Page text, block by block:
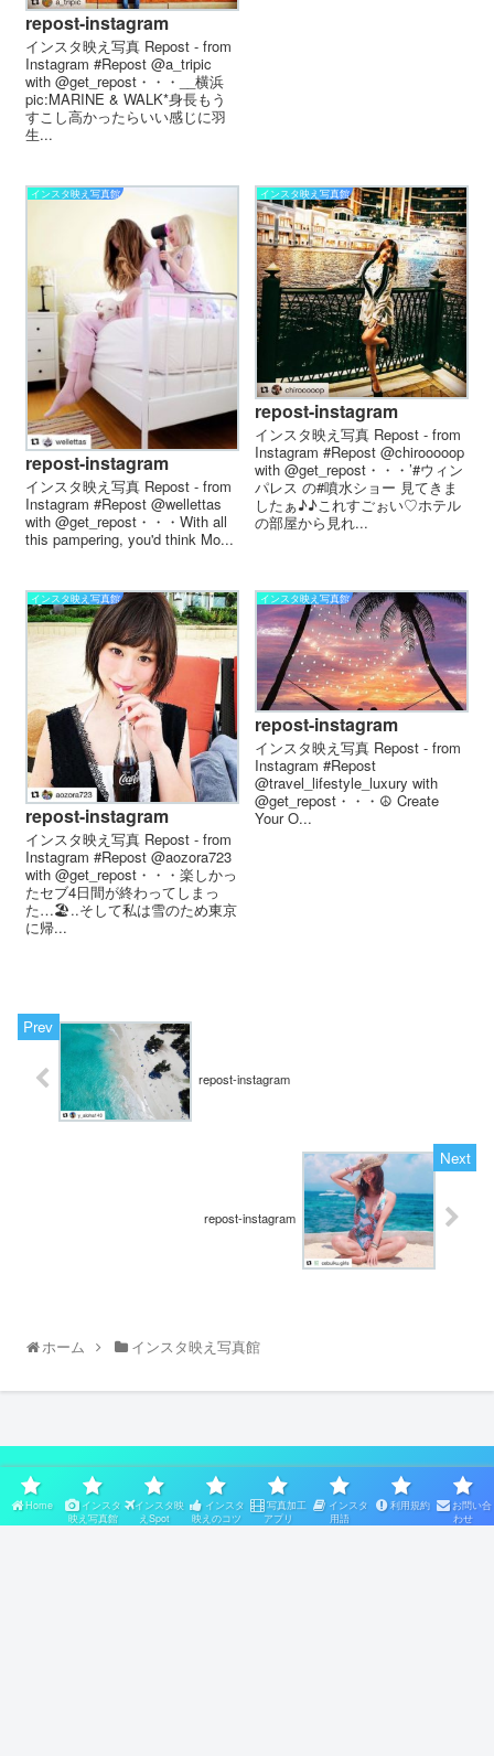
repost-instagram
インスタ映え写真 Repost - from
Instagram #Repost @a_tripic
with @get_repost・・・__横浜
pic:MARINE & WALK*身長もう
すこし高かったらいい感じに羽
生...
インスタ映え写真館
repost-instagram
インスタ映え写真 Repost - from
Instagram #Repost @wellettas
with @get_repost・・・With all
this pampering, you'd think Mo...
インスタ映え写真館
repost-instagram
インスタ映え写真 Repost - from
Instagram #Repost @chirooooop
with @get_repost・・・’#ウィン
パレス の#噴水ショー 見てきま
したぁ♪♪これすごぉい♡ホテル
の部屋から見れ...
インスタ映え写真館
repost-instagram
インスタ映え写真 Repost - from
Instagram #Repost @aozora723
with @get_repost・・・楽しかっ
たセブ4日間が終わってしまっ
た…🏖..そして私は雪のため東京
に帰...
インスタ映え写真館
repost-instagram
インスタ映え写真 Repost - from
Instagram #Repost
@travel_lifestyle_luxury with
@get_repost・・・☮️ Create
Your O...
repost-instagram
repost-instagram
ホーム インスタ映え写真館
スポンサーリンク
Home
インスタ
映え写真館
インスタ映
えSpot
インスタ
映えのコツ
写真加工
アプリ
インスタ
用語
利用規約
お問い合
わせ